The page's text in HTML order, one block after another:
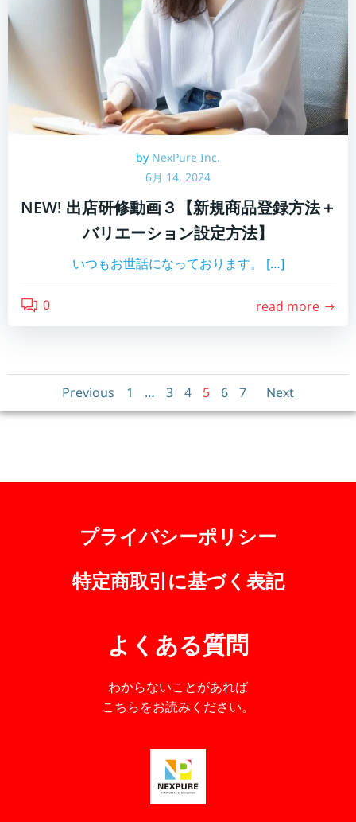
by NexPure Inc.
6月 14, 2024
NEW! 出店研修動画３【新規商品登録方法＋
バリエーション設定方法】
いつもお世話になっております。 […]
0 read more
Posts
Previous
Posts
Page
1 … Page
3 Page
4 Page
5 Page
6 Page
7
Posts
Next
プライバシーポリシー
特定商取引に基づく表記
よくある質問
わからないことがあれば
こちらをお読みください。